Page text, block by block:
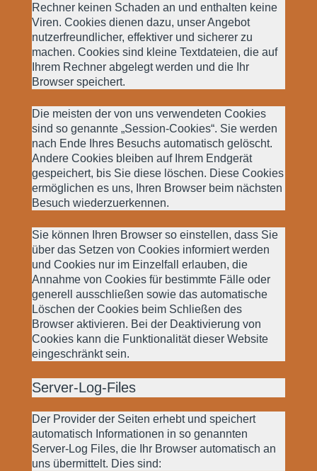
Rechner keinen Schaden an und enthalten keine
Viren. Cookies dienen dazu, unser Angebot
nutzerfreundlicher, effektiver und sicherer zu
machen. Cookies sind kleine Textdateien, die auf
Ihrem Rechner abgelegt werden und die Ihr
Browser speichert.
Die meisten der von uns verwendeten Cookies
sind so genannte „Session-Cookies“. Sie werden
nach Ende Ihres Besuchs automatisch gelöscht.
Andere Cookies bleiben auf Ihrem Endgerät
gespeichert, bis Sie diese löschen. Diese Cookies
ermöglichen es uns, Ihren Browser beim nächsten
Besuch wiederzuerkennen.
Sie können Ihren Browser so einstellen, dass Sie
über das Setzen von Cookies informiert werden
und Cookies nur im Einzelfall erlauben, die
Annahme von Cookies für bestimmte Fälle oder
generell ausschließen sowie das automatische
Löschen der Cookies beim Schließen des
Browser aktivieren. Bei der Deaktivierung von
Cookies kann die Funktionalität dieser Website
eingeschränkt sein.
Server-Log-Files
Der Provider der Seiten erhebt und speichert
automatisch Informationen in so genannten
Server-Log Files, die Ihr Browser automatisch an
uns übermittelt. Dies sind: